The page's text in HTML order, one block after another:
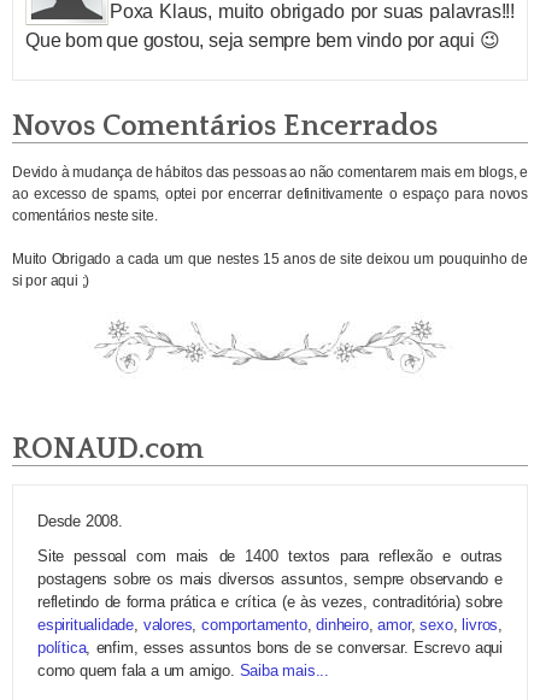
Poxa Klaus, muito obrigado por suas palavras!!!
Que bom que gostou, seja sempre bem vindo por aqui 😉
Novos Comentários Encerrados
Devido à mudança de hábitos das pessoas ao não comentarem mais em blogs, e
ao excesso de spams, optei por encerrar definitivamente o espaço para novos
comentários neste site.
Muito Obrigado a cada um que nestes 15 anos de site deixou um pouquinho de
si por aqui ;)
RONAUD.com
Desde 2008.
Site pessoal com mais de 1400 textos para reflexão e outras
postagens sobre os mais diversos assuntos, sempre observando e
refletindo de forma prática e crítica (e às vezes, contraditória) sobre
espiritualidade, valores,comportamento,dinheiro,amor,sexo, livros,
política, enfim, esses assuntos bons de se conversar. Escrevo aqui
como quem fala a um amigo. Saiba mais...